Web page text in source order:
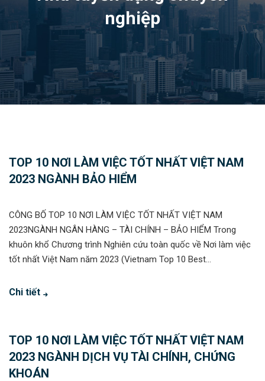
nghiệp
TOP 10 NƠI LÀM VIỆC TỐT NHẤT VIỆT NAM
2023 NGÀNH BẢO HIỂM
CÔNG BỐ TOP 10 NƠI LÀM VIỆC TỐT NHẤT VIỆT NAM
2023NGÀNH NGÂN HÀNG – TÀI CHÍNH – BẢO HIỂM Trong
khuôn khổ Chương trình Nghiên cứu toàn quốc về Nơi làm việc
tốt nhất Việt Nam năm 2023 (Vietnam Top 10 Best...
Chi tiết
TOP 10 NƠI LÀM VIỆC TỐT NHẤT VIỆT NAM
2023 NGÀNH DỊCH VỤ TÀI CHÍNH, CHỨNG
KHOÁN